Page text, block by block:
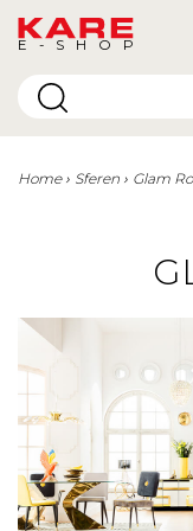
E-SHOP
Home Sferen Glam